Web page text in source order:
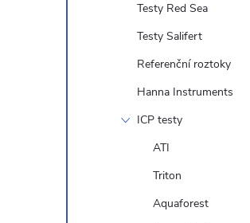
Testy Red Sea
Testy Salifert
Referenční roztoky
Hanna Instruments
ICP testy
ATI
Triton
Aquaforest